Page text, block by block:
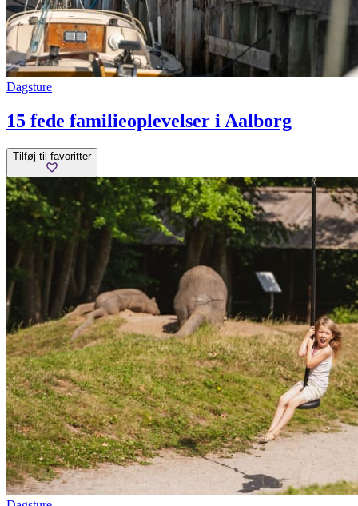
Dagsture
15 fede familieoplevelser i Aalborg
Tilføj til favoritter